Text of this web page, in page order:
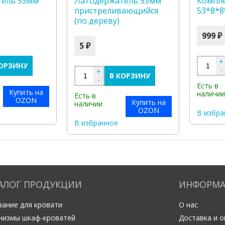
Купить на
OZON
пристреливающийся
(по дереву)
5 ₽
-
+ В КОРЗИНУ
Есть в
наличии
В избранное
Купить на
OZON
999 ₽
-
+
Есть в
наличии
В
ПРОДУКЦИИ
для кровати
шкаф-кроватей
О нас
Доставка и